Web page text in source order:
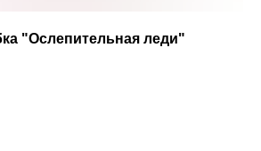
"Ослепительная леди"